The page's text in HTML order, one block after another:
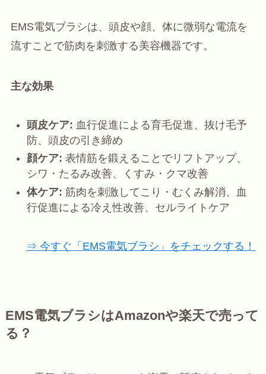
EMS電気ブラシは、頭皮や顔、体に微弱な電流を
流すことで筋肉を刺激する美容機器です。
主な効果
頭皮ケア: 血行促進による育毛促進、抜け毛予
防、頭皮の引き締め
顔ケア: 表情筋を鍛えることでリフトアップ、
シワ・たるみ改善、くすみ・クマ改善
体ケア: 筋肉を刺激してこり・むくみ解消、血
行促進による冷え性改善、セルライトケア
⇒ 今すぐ「EMS電気ブラシ」をチェックする！
EMS電気ブラシはAmazonや楽天で売って
る？